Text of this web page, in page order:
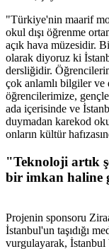
"Türkiye'nin maarif
okul dışı öğrenme
açık hava müzesidir.
olarak diyoruz ki
dersliğidir.
çok anlamlı bilgiler ve
öğrencilerimize,
ada içerisinde ve
duymadan karekod
onların kültür
"Teknoloji artık
bir imkan haline
Projenin sponsoru
İstanbul'un taşıdığı
vurgulayarak,